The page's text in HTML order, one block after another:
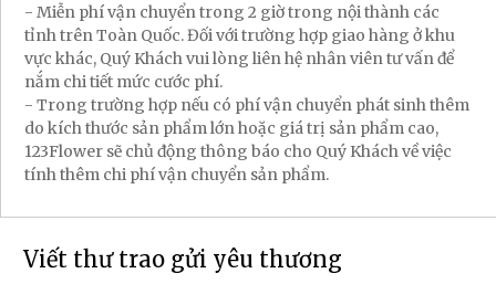
- Miễn phí vận chuyển trong 2 giờ trong nội thành các
tỉnh trên Toàn Quốc. Đối với trường hợp giao hàng ở khu
vực khác, Quý Khách vui lòng liên hệ nhân viên tư vấn để
nắm chi tiết mức cước phí.
- Trong trường hợp nếu có phí vận chuyển phát sinh thêm
do kích thước sản phẩm lớn hoặc giá trị sản phẩm cao,
123Flower sẽ chủ động thông báo cho Quý Khách về việc
tính thêm chi phí vận chuyển sản phẩm.
Viết thư trao gửi yêu thương